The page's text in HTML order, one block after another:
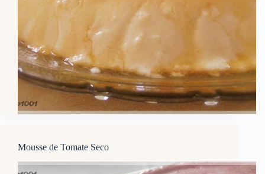
Mousse de Tomate Seco